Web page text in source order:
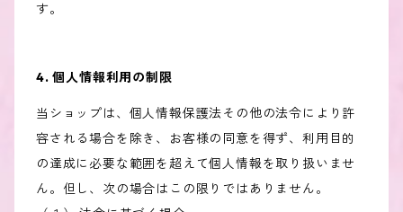
す。
4. 個人情報利用の制限
当ショップは、個人情報保護法その他の法令により許
容される場合を除き、お客様の同意を得ず、利用目的
の達成に必要な範囲を超えて個人情報を取り扱いませ
ん。但し、次の場合はこの限りではありません。